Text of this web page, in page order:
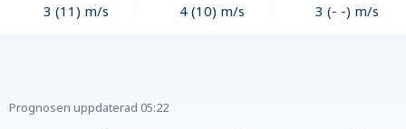
3 (11) m/s
4 (10) m/s
3 (- -) m/s
Prognosen uppdaterad 05:22